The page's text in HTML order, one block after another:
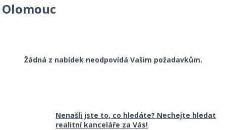
Olomouc
Žádná z nabídek neodpovídá Vašim požadavkům.
Nenašli jste to, co hledáte? Nechejte hledat
realitní kanceláře za Vás!